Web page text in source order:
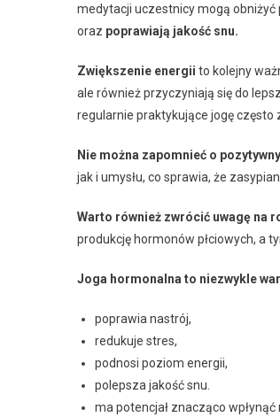
medytacji uczestnicy mogą obniżyć
oraz poprawiają jakość snu.
Zwiększenie energii to kolejny
ale również przyczyniają się do
regularnie praktykujące jogę często
Nie można zapomnieć o
jak i umysłu, co sprawia, że
Warto również zwrócić uwagę na
produkcję hormonów płciowych, a
Joga hormonalna to niezwykle
poprawia nastrój,
redukuje stres,
podnosi poziom energii,
polepsza jakość snu.
ma potencjał znacząco